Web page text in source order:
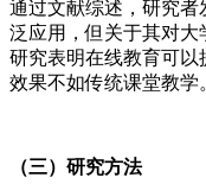
通过文献综述，研究
泛应用，但关于其对
研究表明在线教育可
效果不如传统课堂教学
（三）研究方法